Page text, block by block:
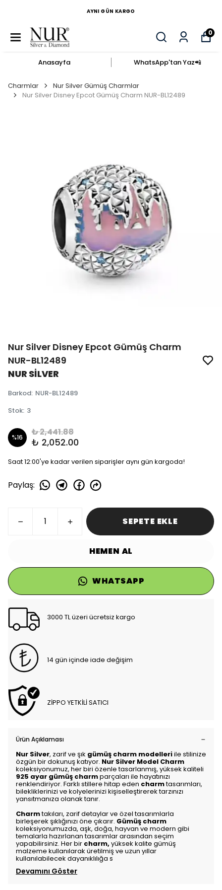
AYNI GÜN KARGO
0
Anasayfa WhatsApp'tan Yaz​📲​
Charmlar
Nur Silver Gümüş Charmlar
Nur Silver Disney Epcot Gümüş Charm NUR-BL12489
Nur Silver Disney Epcot Gümüş Charm
NUR-BL12489
NUR SİLVER
Barkod: NUR-BL12489
Stok: 3
%16 ₺ 2,441.88
₺ 2,052.00
Saat 12:00'ye kadar verilen siparişler aynı gün kargoda!
Paylaş:
SEPETE EKLE
HEMEN AL
WHATSAPP
3000 TL üzeri ücretsiz kargo
14 gün içinde iade değişim
ZİPPO YETKİLİ SATICI
Ürün Açıklaması
Nur Silver, zarif ve şık gümüş charm modelleriile stilinize
özgün bir dokunuş katıyor. Nur Silver Model Charm
koleksiyonumuz, her biri özenle tasarlanmış, yüksek kaliteli
925 ayar gümüş charmparçaları ile hayatınızı
renklendiriyor. Farklı stillere hitap eden charmtasarımları,
bilekliklerinizi ve kolyelerinizi kişiselleştirerek tarzınızı
yansıtmanıza olanak tanır.
Charmtakıları, zarif detaylar ve özel tasarımlarla
birleşerek şıklığınızı öne çıkarır. Gümüş charm
koleksiyonumuzda, aşk, doğa, hayvan ve modern gibi
temalarla hazırlanan tasarımlar arasından seçim
yapabilirsiniz. Her bir charm, yüksek kalite gümüş
malzeme kullanılarak üretilmiş ve uzun yıllar
kullanılabilecek dayanıklılığa s
Devamını Göster